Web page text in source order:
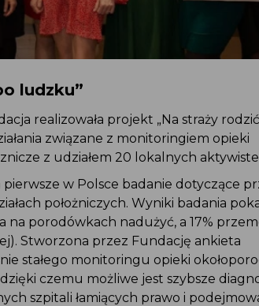
ludzku”
realizowała projekt „Na straży rodzić
związane z monitoringiem opieki
z udziałem 20 lokalnych
pierwsze w Polsce badanie dotyczące
położniczych. Wyniki badania
na porodówkach nadużyć, a 17%
Stworzona przez Fundację ankieta
stałego monitoringu opieki
czemu możliwe jest szybsze
szpitali łamiących prawo i